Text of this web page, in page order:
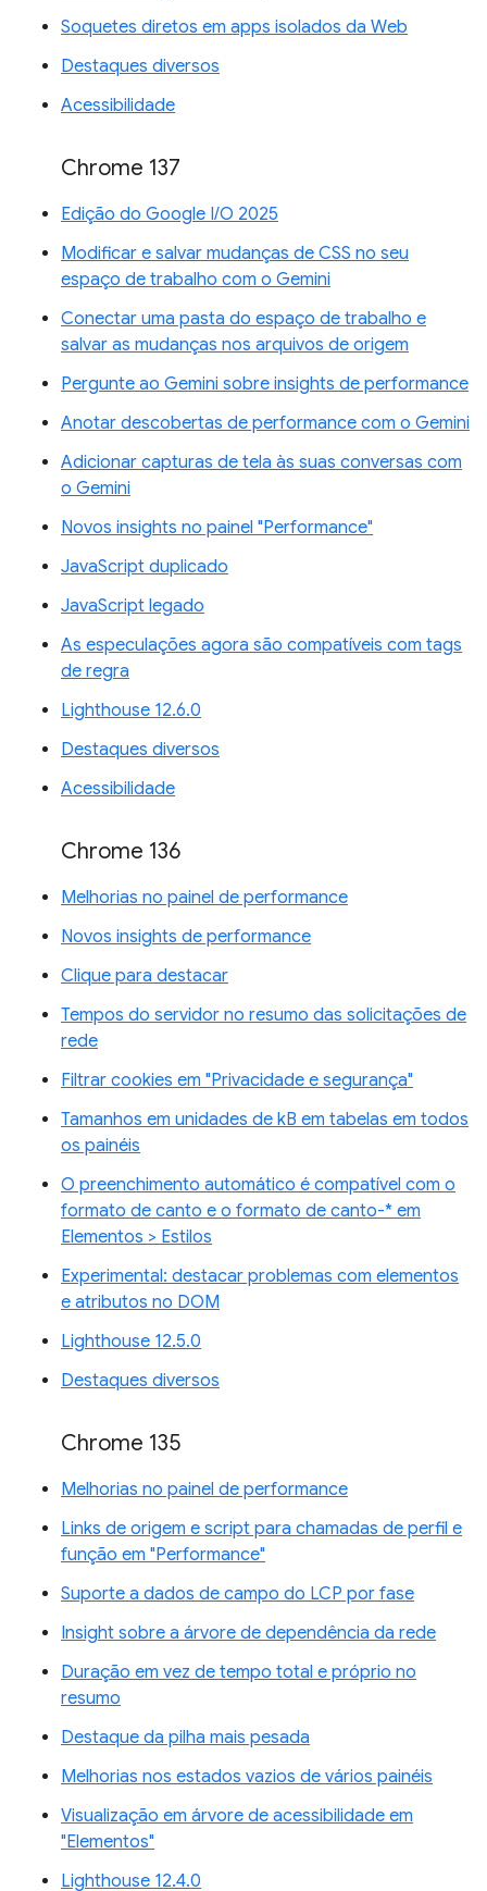
Soquetes diretos em apps isolados da Web
Destaques diversos
Acessibilidade
Chrome 137
Edição do Google I/O 2025
Modificar e salvar mudanças de CSS no seu
espaço de trabalho com o Gemini
Conectar uma pasta do espaço de trabalho e
salvar as mudanças nos arquivos de origem
Pergunte ao Gemini sobre insights de performance
Anotar descobertas de performance com o Gemini
Adicionar capturas de tela às suas conversas com
o Gemini
Novos insights no painel "Performance"
JavaScript duplicado
JavaScript legado
As especulações agora são compatíveis com tags
de regra
Lighthouse 12.6.0
Destaques diversos
Acessibilidade
Chrome 136
Melhorias no painel de performance
Novos insights de performance
Clique para destacar
Tempos do servidor no resumo das solicitações de
rede
Filtrar cookies em "Privacidade e segurança"
Tamanhos em unidades de kB em tabelas em todos
os painéis
O preenchimento automático é compatível com o
formato de canto e o formato de canto-* em
Elementos > Estilos
Experimental: destacar problemas com elementos
e atributos no DOM
Lighthouse 12.5.0
Destaques diversos
Chrome 135
Melhorias no painel de performance
Links de origem e script para chamadas de perfil e
função em "Performance"
Suporte a dados de campo do LCP por fase
Insight sobre a árvore de dependência da rede
Duração em vez de tempo total e próprio no
resumo
Destaque da pilha mais pesada
Melhorias nos estados vazios de vários painéis
Visualização em árvore de acessibilidade em
"Elementos"
Lighthouse 12.4.0